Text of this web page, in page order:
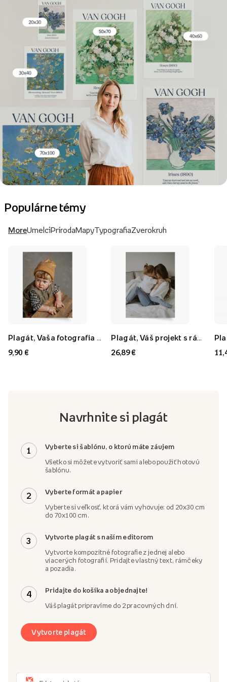
Populárne témy
MoreUmelciPrírodaMapyTypografiaZverokruh
9,90 €
26,89 €
Navrhnite si plagát
1 Vyberte si šablónu, o ktorú máte záujem
Všetko si môžete vytvoriť sami alebo použiť hotovú
šablónu.
2 Vyberte formát a papier
Vyberte si veľkosť, ktorá vám vyhovuje: od 20x30 cm
do 70x100 cm.
3 Vytvorte plagát s naším editorom
Vytvorte kompozitné fotografie z jednej alebo
viacerých fotografií. Pridajte vlastný text, rámčeky
a pozadia.
4 Pridajte do košíka a objednajte!
Váš plagát pripravíme do 2 pracovných dní.
Vytvorte plagát